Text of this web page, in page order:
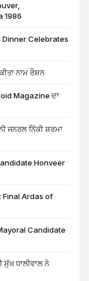
1986
Dinner Celebrates
ਨਾਮ ਰੌਸ਼ਨ
Magazine ਦਾ
ਜਨਰਲ ਨਿੱਕੀ ਸ਼ਰਮਾ
Honveer
Final Ardas of
Candidate
ਧਾਲੀਵਾਲ ਨੇ